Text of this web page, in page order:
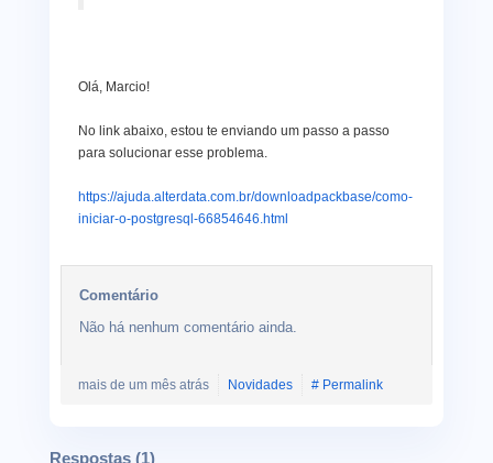
Olá, Marcio!
No link abaixo, estou te enviando um passo a passo
para solucionar esse problema.
https://ajuda.alterdata.com.br/downloadpackbase/como-
iniciar-o-postgresql-66854646.html
Comentário
Não há nenhum comentário ainda.
mais de um mês atrás Novidades # Permalink
Respostas (1)